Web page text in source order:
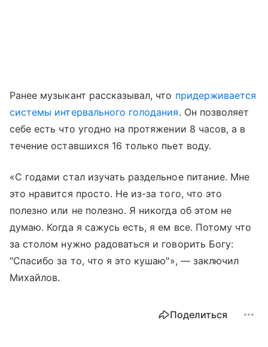
Ранее музыкант рассказывал, что придерживается
системы интервального голодания. Он позволяет
себе есть что угодно на протяжении 8 часов, а в
течение оставшихся 16 только пьет воду.
«С годами стал изучать раздельное питание. Мне
это нравится просто. Не из-за того, что это
полезно или не полезно. Я никогда об этом не
думаю. Когда я сажусь есть, я ем все. Потому что
за столом нужно радоваться и говорить Богу:
"Спасибо за то, что я это кушаю"», — заключил
Михайлов.
Поделиться